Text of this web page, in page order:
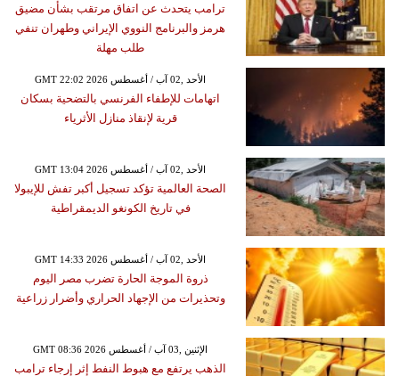
ترامب يتحدث عن اتفاق مرتقب بشأن مضيق
هرمز والبرنامج النووي الإيراني وطهران تنفي
طلب مهلة
GMT 22:02 2026 الأحد ,02 آب / أغسطس
اتهامات للإطفاء الفرنسي بالتضحية بسكان
قرية لإنقاذ منازل الأثرياء
GMT 13:04 2026 الأحد ,02 آب / أغسطس
الصحة العالمية تؤكد تسجيل أكبر تفش للإيبولا
في تاريخ الكونغو الديمقراطية
GMT 14:33 2026 الأحد ,02 آب / أغسطس
ذروة الموجة الحارة تضرب مصر اليوم
وتحذيرات من الإجهاد الحراري وأضرار زراعية
GMT 08:36 2026 الإثنين ,03 آب / أغسطس
الذهب يرتفع مع هبوط النفط إثر إرجاء ترامب